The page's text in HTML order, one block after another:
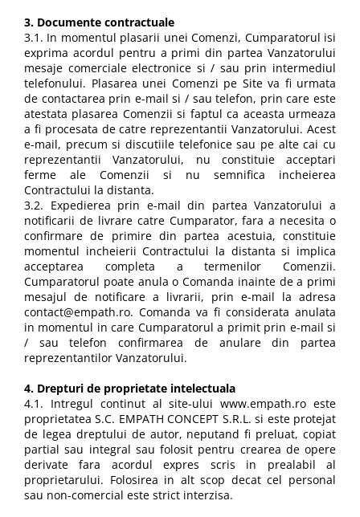
3. Documente contractuale
3.1. In momentul plasarii unei Comenzi, Cumparatorul isi
exprima acordul pentru a primi din partea Vanzatorului
mesaje comerciale electronice si / sau prin intermediul
telefonului. Plasarea unei Comenzi pe Site va fi urmata
de contactarea prin e-mail si / sau telefon, prin care este
atestata plasarea Comenzii si faptul ca aceasta urmeaza
a fi procesata de catre reprezentantii Vanzatorului. Acest
e-mail, precum si discutiile telefonice sau pe alte cai cu
reprezentantii Vanzatorului, nu constituie acceptari
ferme ale Comenzii si nu semnifica incheierea
Contractului la distanta.
3.2. Expedierea prin e-mail din partea Vanzatorului a
notificarii de livrare catre Cumparator, fara a necesita o
confirmare de primire din partea acestuia, constituie
momentul incheierii Contractului la distanta si implica
acceptarea completa a termenilor Comenzii.
Cumparatorul poate anula o Comanda inainte de a primi
mesajul de notificare a livrarii, prin e-mail la adresa
contact@empath.ro. Comanda va fi considerata anulata
in momentul in care Cumparatorul a primit prin e-mail si
/ sau telefon confirmarea de anulare din partea
reprezentantilor Vanzatorului.
4. Drepturi de proprietate intelectuala
4.1. Intregul continut al site-ului www.empath.ro este
proprietatea S.C. EMPATH CONCEPT S.R.L. si este protejat
de legea dreptului de autor, neputand fi preluat, copiat
partial sau integral sau folosit pentru crearea de opere
derivate fara acordul expres scris in prealabil al
proprietarului. Folosirea in alt scop decat cel personal
sau non-comercial este strict interzisa.